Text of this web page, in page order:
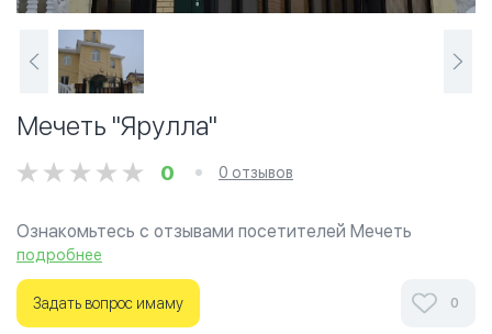
Мечеть "Ярулла"
0 0 отзывов
Ознакомьтесь с отзывами посетителей Мечеть
"Ярулла" в г.Казань на фотографиях и узнайте о часах
работы. Ваше духовное путешествие начинается
здесь.
подробнее
Задать вопрос имаму 0